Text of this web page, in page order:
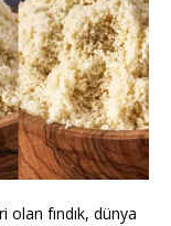
olan fındık, dünya